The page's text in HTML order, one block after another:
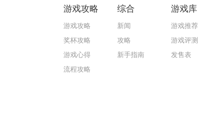
游戏攻略
游戏攻略
奖杯攻略
游戏心得
流程攻略
综合
新闻
攻略
新手指南
游戏库
游戏推荐
游戏评测
发售表